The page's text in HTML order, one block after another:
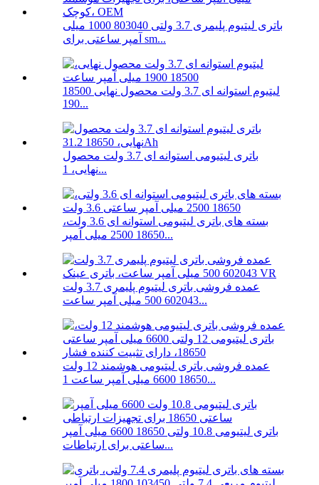
باتری لیتیوم پلیمری 3.7 ولتی 803040 1000 میلی
آمپر ساعتی برای sm...
لیتیوم استوانه ای 3.7 ولت محصول نهایی 18500
190...
باتری لیتیومی استوانه ای 3.7 ولت محصول
نهایی، 1...
بسته های باتری لیتیومی استوانه ای 3.6 ولت،
18650 2500 میلی آمپر...
عمده فروشی باتری لیتیوم پلیمری 3.7 ولت
602043 500 میلی آمپر ساعت...
عمده فروشی باتری لیتیومی هوشمند 12 ولت
18650 6600 میلی آمپر ساعت 1...
باتری لیتیومی 10.8 ولتی 18650 6600 میلی آمپر
ساعتی برای ارتباطات...